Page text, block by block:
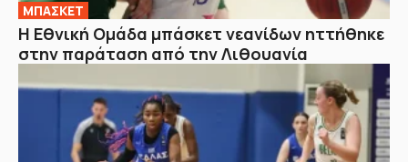
ΜΠΑΣΚΕΤ
Η Εθνική Ομάδα μπάσκετ νεανίδων ηττήθηκε
στην παράταση από την Λιθουανία